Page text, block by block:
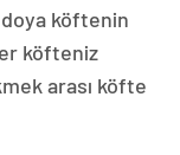
köftenin
köfteniz
arası köfte